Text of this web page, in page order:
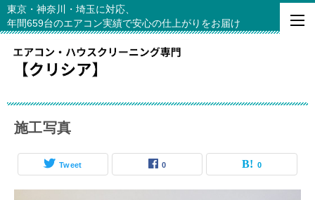
東京・神奈川・埼玉に対応、
年間659台のエアコン実績で安心の仕上がりをお届け
施工写真
Tweet 0 0